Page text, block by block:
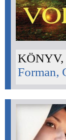
Forman,